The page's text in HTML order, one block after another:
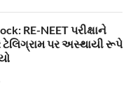
RE-NEET પરીક્ષાને
ટેલિગ્રામ પર અસ્થાયી રૂપે